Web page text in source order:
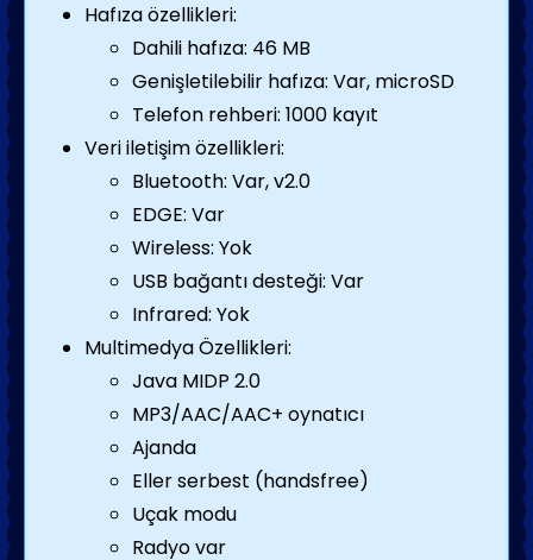
Hafıza özellikleri:
Dahili hafıza: 46 MB
Genişletilebilir hafıza: Var, microSD
Telefon rehberi: 1000 kayıt
Veri iletişim özellikleri:
Bluetooth: Var, v2.0
EDGE: Var
Wireless: Yok
USB bağantı desteği: Var
Infrared: Yok
Multimedya Özellikleri:
Java MIDP 2.0
MP3/AAC/AAC+ oynatıcı
Ajanda
Eller serbest (handsfree)
Uçak modu
Radyo var